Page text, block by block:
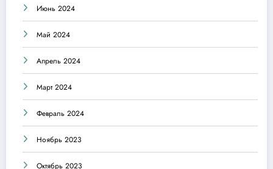
Июнь 2024
Май 2024
Апрель 2024
Март 2024
Февраль 2024
Ноябрь 2023
Октябрь 2023